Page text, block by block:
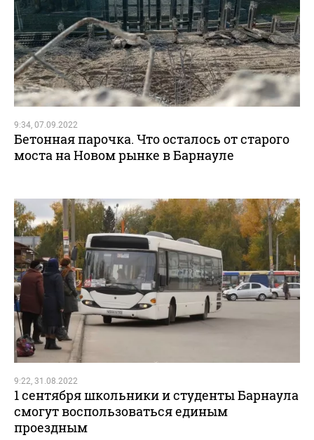
9:34, 07.09.2022
Бетонная парочка. Что осталось от старого
моста на Новом рынке в Барнауле
9:22, 31.08.2022
1 сентября школьники и студенты Барнаула
смогут воспользоваться единым
проездным